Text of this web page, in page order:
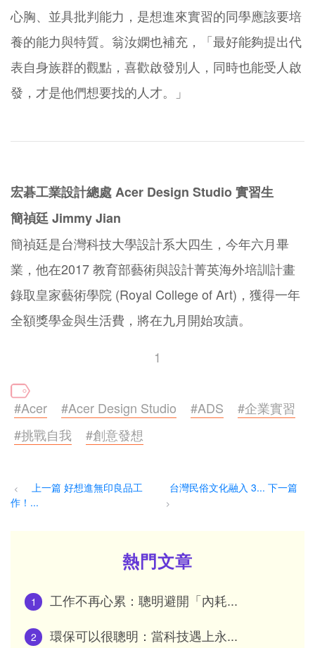
心胸、並具批判能力，是想進來實習的同學應該要培
養的能力與特質。翁汝嫻也補充，「最好能夠提出代
表自身族群的觀點，喜歡啟發別人，同時也能受人啟
發，才是他們想要找的人才。」
宏碁工業設計總處 Acer Design Studio 實習生
簡禎廷 Jimmy Jian
簡禎廷是台灣科技大學設計系大四生，今年六月畢
業，他在2017 教育部藝術與設計菁英海外培訓計畫
錄取皇家藝術學院 (Royal College of Art)，獲得一年
全額獎學金與生活費，將在九月開始攻讀。
1
#Acer #Acer Design Studio #ADS
#企業實習
#挑戰自我
#創意發想
<
上一篇 好想進無印良品工
作！...
台灣民俗文化融入 3... 下一篇
>
熱門文章
1 工作不再心累：聰明避開「內耗...
2 環保可以很聰明：當科技遇上永...